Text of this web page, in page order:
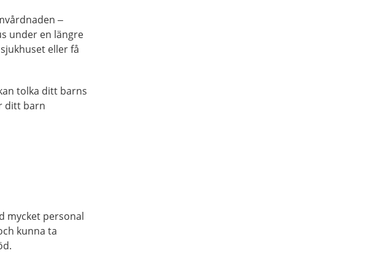
–
under en längre
eller få
tolka ditt barns
ditt barn
mycket personal
kunna ta